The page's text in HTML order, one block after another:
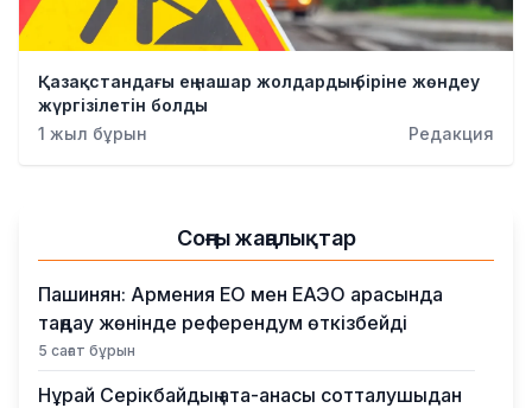
Қазақстандағы ең нашар жолдардың біріне жөндеу
жүргізілетін болды
1 жыл бұрын
Редакция
Соңғы жаңалықтар
Пашинян: Армения ЕО мен ЕАЭО арасында
таңдау жөнінде референдум өткізбейді
5 сағат бұрын
Нұрай Серікбайдың ата-анасы сотталушыдан